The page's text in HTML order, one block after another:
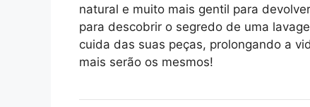
natural e muito mais gentil para
para descobrir o segredo de uma
cuida das suas peças, prolongando a
mais serão os mesmos!